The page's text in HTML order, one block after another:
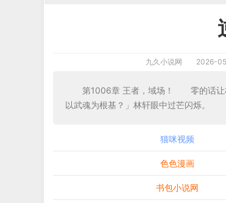
九久小说网 2026-
第1006章 王者，域场！ 零的话让
以武魂为根基？」林轩眼中过芒闪烁。
猫咪视频
色色漫画
书包小说网